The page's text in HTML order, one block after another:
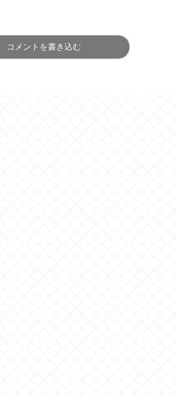
コメントを書き込む